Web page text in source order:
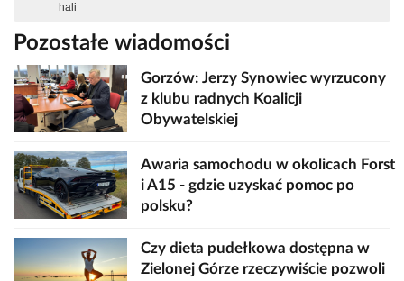
hali
Pozostałe wiadomości
Gorzów: Jerzy Synowiec wyrzucony
z klubu radnych Koalicji
Obywatelskiej
Awaria samochodu w okolicach Forst
i A15 - gdzie uzyskać pomoc po
polsku?
Czy dieta pudełkowa dostępna w
Zielonej Górze rzeczywiście pozwoli